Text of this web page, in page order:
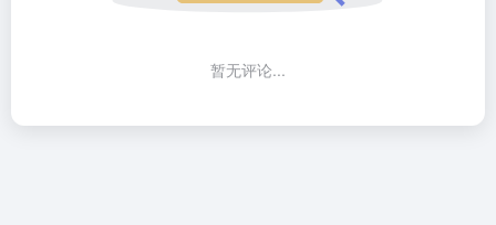
暂无评论...